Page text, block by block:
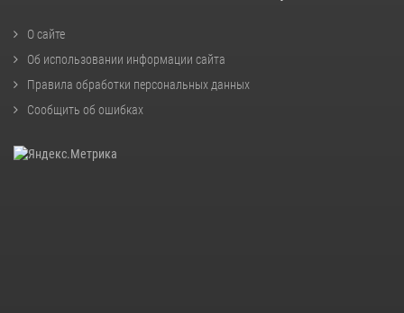
О сайте
Об использовании информации сайта
Правила обработки персональных данных
Сообщить об ошибках